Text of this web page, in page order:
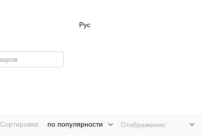
Рус
Сортировка: по популярности Отображение: